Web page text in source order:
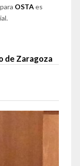
OSTAes
de Zaragoza